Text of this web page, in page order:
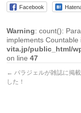
Facebook
Warning: count():
implements
vita.jp/public_html/
on line47
← パラジェルが雑誌に掲
した！